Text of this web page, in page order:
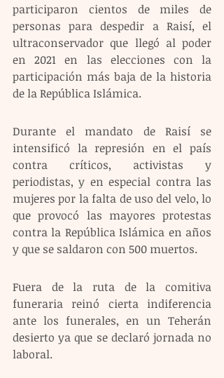
participaron cientos de miles de
personas para despedir a Raisí, el
ultraconservador que llegó al poder
en 2021 en las elecciones con la
participación más baja de la historia
de la República Islámica.
Durante el mandato de Raisí se
intensificó la represión en el país
contra críticos, activistas y
periodistas, y en especial contra las
mujeres por la falta de uso del velo, lo
que provocó las mayores protestas
contra la República Islámica en años
y que se saldaron con 500 muertos.
Fuera de la ruta de la comitiva
funeraria reinó cierta indiferencia
ante los funerales, en un Teherán
desierto ya que se declaró jornada no
laboral.